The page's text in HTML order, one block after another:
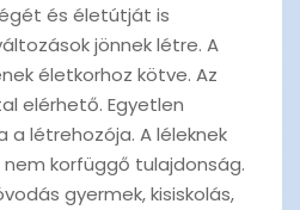
és életútját is
jönnek létre. A
életkorhoz kötve. Az
elérhető. Egyetlen
a létrehozója. A léleknek
korfüggő tulajdonság.
gyermek, kisiskolás,